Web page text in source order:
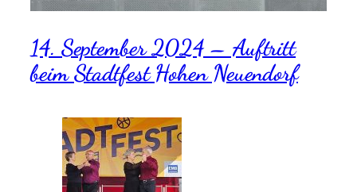
14. September 2024 – Auftritt
beim Stadtfest Hohen Neuendorf